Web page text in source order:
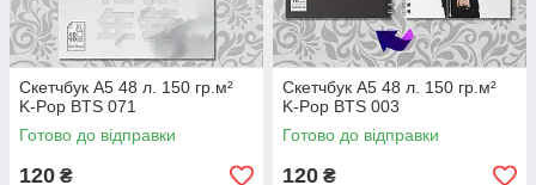
Скетчбук А5 48 л. 150 гр.м²
K-Pop BTS 071
Готово до відправки
120 ₴
Скетчбук А5 48 л. 150 гр.м²
K-Pop BTS 003
Готово до відправки
120 ₴